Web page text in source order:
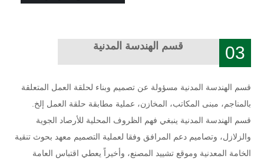
03 قسم الهندسة المدنية
قسم الهندسة المدنية مسؤولة عن تصميم وبناء لحلقة العمل المتعلقة
بالمناجم، مبنى المكاتب، المخازن، عملية مطابقة حلقة العمل إلخ.
قسم الهندسة المدنية ينبغي فهم الظروف المحلية للأرصاد الجوية
والزلازل، وتصاميم دعم المرافق وفقا لعملية التصميم معهد بحوث تنقية
الخامة المعدنية وموقع تشييد المصنع، وأخيراً يعطي اقتباس العامة